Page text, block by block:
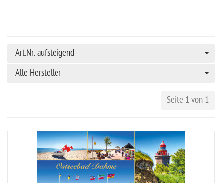
Art.Nr. aufsteigend
Alle Hersteller
Seite 1 von 1